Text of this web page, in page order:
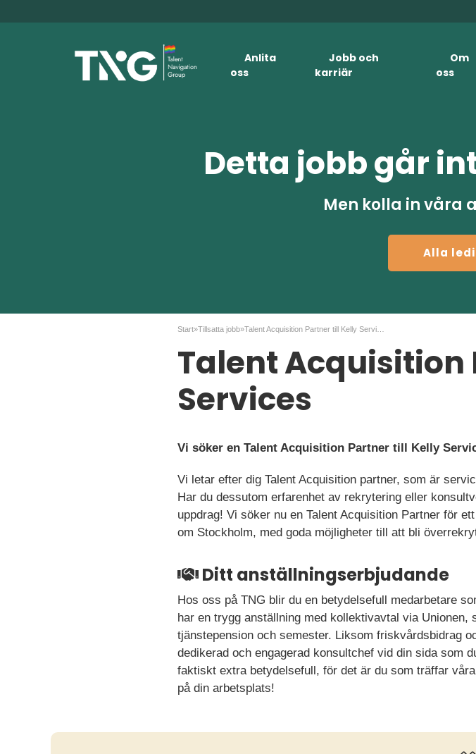
Anlita
oss
Jobb och
karriär
Om
oss
Detta jobb går
Men kolla in våra
Alla
Start»Tillsatta jobb»
Talent
Services
Vi söker en Talent Acquisition Partner till Kelly
Vi letar efter dig Talent Acquisition partner, som är
Har du dessutom erfarenhet av rekrytering eller
uppdrag! Vi söker nu en Talent Acquisition Partner för
om Stockholm, med goda möjligheter till att bli
Ditt anställningserbjudande
Hos oss på TNG blir du en betydelsefull medarbetare
har en trygg anställning med kollektivavtal via
tjänstepension och semester. Liksom friskvårdsbidrag
dedikerad och engagerad konsultchef vid din sida som
faktiskt extra betydelsefull, för det är du som träffar
på din arbetsplats!